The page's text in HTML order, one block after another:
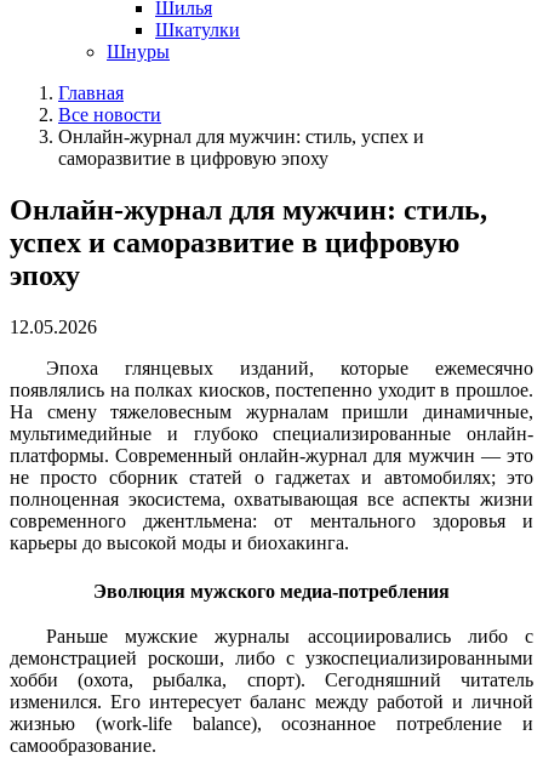
Шилья
Шкатулки
Шнуры
Главная
Все новости
Онлайн-журнал для мужчин: стиль, успех и
саморазвитие в цифровую эпоху
Онлайн-журнал для мужчин: стиль,
успех и саморазвитие в цифровую
эпоху
12.05.2026
Эпоха глянцевых изданий, которые ежемесячно
появлялись на полках киосков, постепенно уходит в прошлое.
На смену тяжеловесным журналам пришли динамичные,
мультимедийные и глубоко специализированные онлайн-
платформы. Современный онлайн-журнал для мужчин — это
не просто сборник статей о гаджетах и автомобилях; это
полноценная экосистема, охватывающая все аспекты жизни
современного джентльмена: от ментального здоровья и
карьеры до высокой моды и биохакинга.
Эволюция мужского медиа-потребления
Раньше мужские журналы ассоциировались либо с
демонстрацией роскоши, либо с узкоспециализированными
хобби (охота, рыбалка, спорт). Сегодняшний читатель
изменился. Его интересует баланс между работой и личной
жизнью (work-life balance), осознанное потребление и
самообразование.